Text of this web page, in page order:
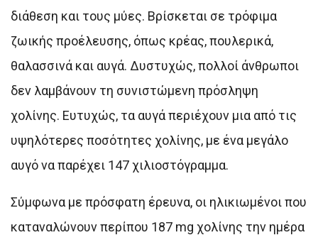
διάθεση και τους μύες. Βρίσκεται σε τρόφιμα
ζωικής προέλευσης, όπως κρέας, πουλερικά,
θαλασσινά και αυγά. Δυστυχώς, πολλοί άνθρωποι
δεν λαμβάνουν τη συνιστώμενη πρόσληψη
χολίνης. Ευτυχώς, τα αυγά περιέχουν μια από τις
υψηλότερες ποσότητες χολίνης, με ένα μεγάλο
αυγό να παρέχει 147 χιλιοστόγραμμα.
Σύμφωνα με πρόσφατη έρευνα, οι ηλικιωμένοι που
καταναλώνουν περίπου 187 mg χολίνης την ημέρα